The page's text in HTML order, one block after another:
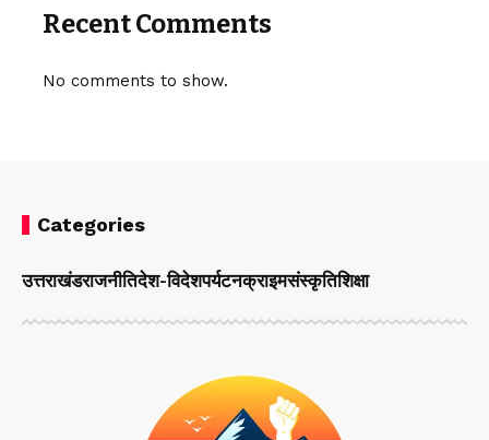
Recent Comments
No comments to show.
Categories
उत्तराखंडराजनीतिदेश-विदेशपर्यटनक्राइमसंस्कृतिशिक्षा